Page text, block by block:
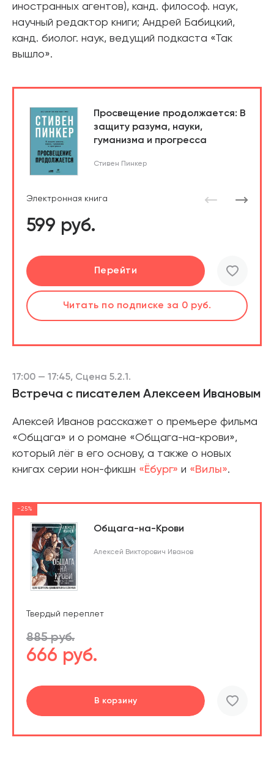
иностранных агентов), канд. философ. наук,
научный редактор книги; Андрей Бабицкий,
канд. биолог. наук, ведущий подкаста «Так
вышло».
Просвещение продолжается: В
защиту разума, науки,
гуманизма и прогресса
Стивен Пинкер
Электронная книга
599 руб.
Перейти
Читать по подписке за 0 руб.
Перейти
Слушатьпо подпискеза 0 руб.
Подробнее
Читать по подписке за 0 руб.
17:00 — 17:45, Сцена 5.2.1.
Встреча с писателем Алексеем Ивановым
Алексей Иванов расскажет о премьере фильма
«Общага» и о романе «Общага-на-крови»,
который лёг в его основу, а также о новых
книгах серии нон-фикшн «Ёбург» и «Вилы».
-25%
Общага-на-Крови
Алексей Викторович Иванов
Твердый переплет
885 руб.
666 руб.
В корзину
В корзине